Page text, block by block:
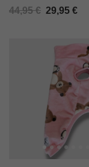
44,95€ 29,95 €